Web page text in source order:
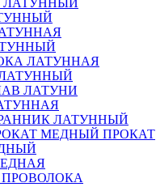
ЛАТУННЫЙ
ЛАТУННАЯ
ЛАТУНИ
ЛАТУННЫЙ
МЕДНЫЙ ПРОКАТ